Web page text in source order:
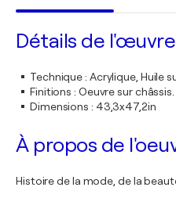
Détails de l'œuvre
Technique: Acrylique, Huile
Finitions : Oeuvre sur
Dimensions : 43,3x47,2in
À propos de
Histoire de la mode, de la